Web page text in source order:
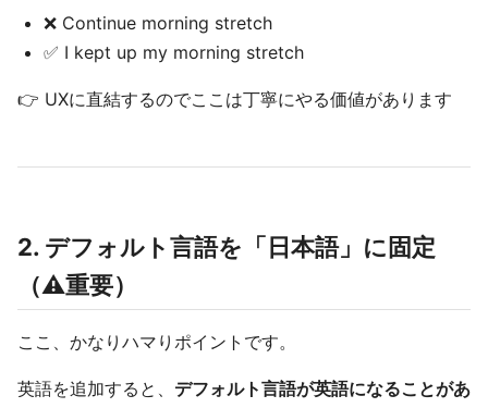
❌ Continue morning stretch
✅ I kept up my morning stretch
👉 UXに直結するのでここは丁寧にやる価値があります
2. デフォルト言語を「日本語」に固定
（⚠️重要）
ここ、かなりハマりポイントです。
英語を追加すると、 デフォルト言語が英語になることがあ